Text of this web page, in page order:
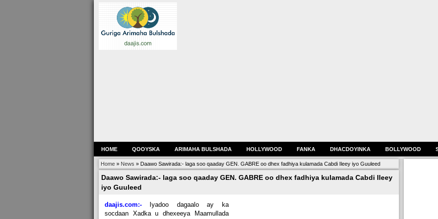
HOME QOOYSKA ARIMAHA BULSHADA HOLLYWOOD FANKA DHACDOYINKA BOLLYWOOD
Home» News » Daawo Sawirada:- laga soo qaaday GEN. GABRE oo dhex fadhiya kulamada Cabdi Ileey iyo Guuleed
Daawo Sawirada:- laga soo qaaday GEN. GABRE oo dhex fadhiya kulamada Cabdi Ileey
iyo Guuleed
daajis.com:-
Iyadoo dagaalo ay ka
socdaan Xadka u dhexeeya Maamullada